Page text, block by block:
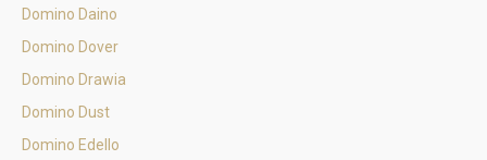
Domino Daino
Domino Dover
Domino Drawia
Domino Dust
Domino Edello